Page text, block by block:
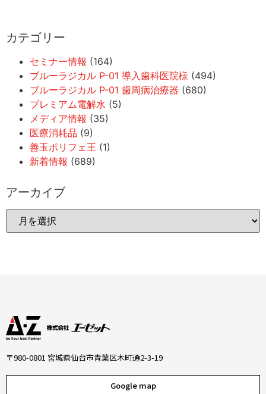
カテゴリー
セミナー情報 (164)
ブルーラジカル P-01 導入歯科医院様 (494)
ブルーラジカル P-01 歯周病治療器 (680)
プレミアム電解水 (5)
メディア情報 (35)
医療消耗品 (9)
善玉ポリフェ王 (1)
新着情報 (689)
アーカイブ
〒980-0801 宮城県仙台市青葉区木町通2-3-19
Google map